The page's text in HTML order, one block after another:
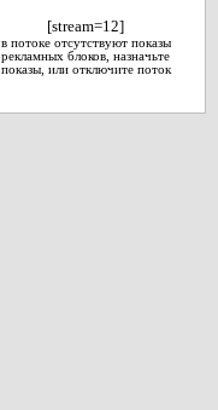
[stream=12]
в потоке отсутствуют показы
рекламных блоков, назначьте
показы, или отключите поток